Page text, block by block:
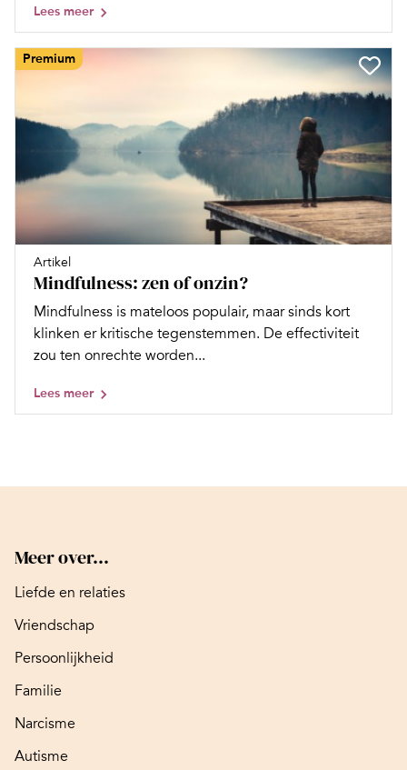
Lees meer
Premium
Artikel
Mindfulness: zen of onzin?
Mindfulness is mateloos populair, maar sinds kort
klinken er kritische tegenstemmen. De effectiviteit
zou ten onrechte worden...
Lees meer
Meer over...
Liefde en relaties
Vriendschap
Persoonlijkheid
Familie
Narcisme
Autisme